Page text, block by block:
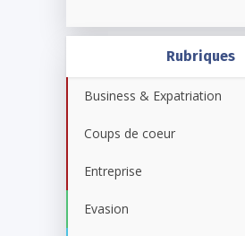
Rubriques
Business & Expatriation
Coups de coeur
Entreprise
Evasion